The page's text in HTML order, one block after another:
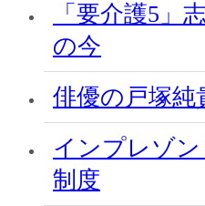
「要介護5」
の今
俳優の戸塚純
インプレゾ
制度